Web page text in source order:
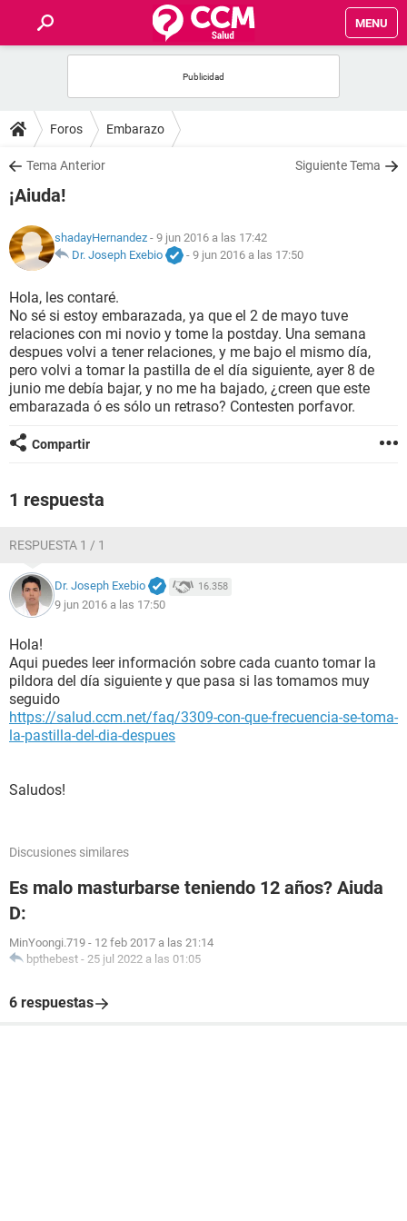
MENU
FOROS
SALUD
FAMILIA
NUTRICIÓN
BIENESTAR
SEXUALIDAD
GLOSARIO
Foros Embarazo
Tema Anterior Siguiente Tema
¡Aiuda!
shadayHernandez - 9 jun 2016 a las 17:42
Dr. Joseph Exebio
- 9 jun 2016 a las 17:50
Hola, les contaré.
No sé si estoy embarazada, ya que el 2 de mayo tuve
relaciones con mi novio y tome la postday. Una semana
despues volvi a tener relaciones, y me bajo el mismo día,
pero volvi a tomar la pastilla de el día siguiente, ayer 8 de
junio me debía bajar, y no me ha bajado, ¿creen que este
embarazada ó es sólo un retraso? Contesten porfavor.
Compartir
1 respuesta
RESPUESTA 1 / 1
Dr. Joseph Exebio 16.358
9 jun 2016 a las 17:50
Hola!
Aqui puedes leer información sobre cada cuanto tomar la
pildora del día siguiente y que pasa si las tomamos muy
seguido
https://salud.ccm.net/faq/3309-con-que-frecuencia-se-toma-
la-pastilla-del-dia-despues
Saludos!
Discusiones similares
Es malo masturbarse teniendo 12 años? Aiuda
D:
MinYoongi.719 - 12 feb 2017 a las 21:14
bpthebest - 25 jul 2022 a las 01:05
6 respuestas